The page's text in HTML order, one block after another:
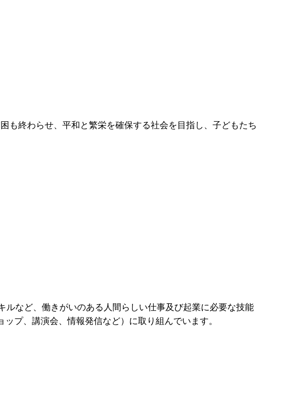
も終わらせ、平和と繁栄を確保する社会を目指し、子どもたち
など、働きがいのある人間らしい仕事及び起業に必要な技能
プ、講演会、情報発信など）に取り組んでいます。